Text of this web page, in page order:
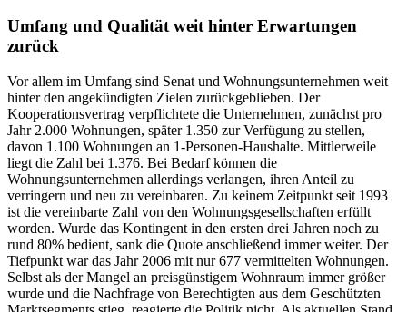
Umfang und Qualität weit hinter Erwartungen
zurück
Vor allem im Umfang sind Senat und Wohnungsunternehmen weit
hinter den angekündigten Zielen zurückgeblieben. Der
Kooperationsvertrag verpflichtete die Unternehmen, zunächst pro
Jahr 2.000 Wohnungen, später 1.350 zur Verfügung zu stellen,
davon 1.100 Wohnungen an 1-Personen-Haushalte. Mittlerweile
liegt die Zahl bei 1.376. Bei Bedarf können die
Wohnungsunternehmen allerdings verlangen, ihren Anteil zu
verringern und neu zu vereinbaren. Zu keinem Zeitpunkt seit 1993
ist die vereinbarte Zahl von den Wohnungsgesellschaften erfüllt
worden. Wurde das Kontingent in den ersten drei Jahren noch zu
rund 80% bedient, sank die Quote anschließend immer weiter. Der
Tiefpunkt war das Jahr 2006 mit nur 677 vermittelten Wohnungen.
Selbst als der Mangel an preisgünstigem Wohnraum immer größer
wurde und die Nachfrage von Berechtigten aus dem Geschützten